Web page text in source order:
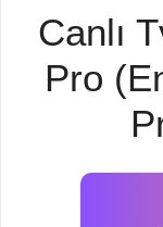
Canlı
Pro